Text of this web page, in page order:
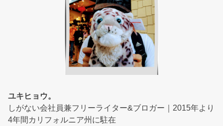
ユキヒョウ。
しがない会社員兼フリーライター&ブロガー｜2015年より
4年間カリフォルニア州に駐在